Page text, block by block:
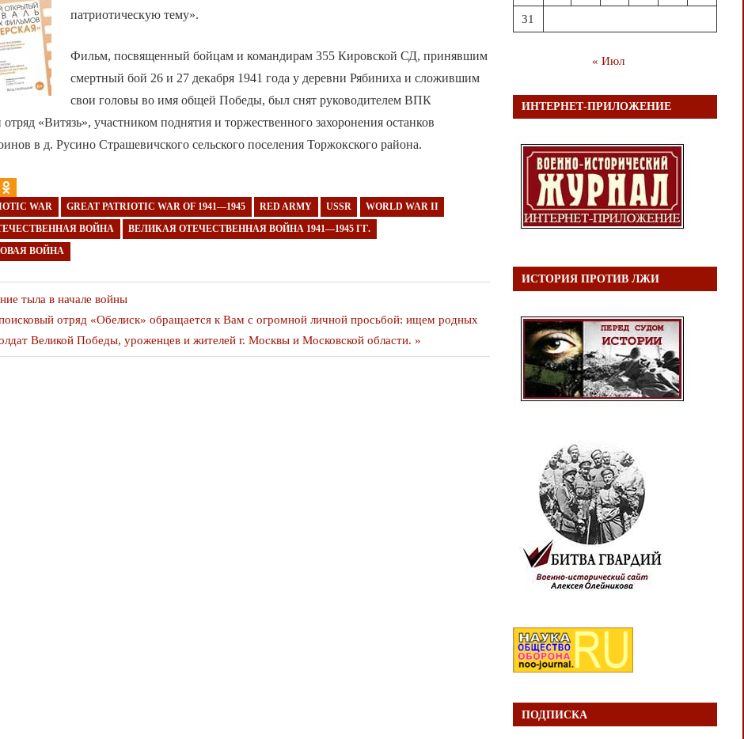
патриотическую тему».
Фильм, посвященный бойцам и командирам 355 Кировской СД, принявшим
смертный бой 26 и 27 декабря 1941 года у деревни Рябиниха и сложившим
свои головы во имя общей Победы, был снят руководителем ВПК
«Витязь», участником поднятия и торжественного захоронения останков
в д. Русино Страшевичского сельского поселения Торжокского района.
WAR GREAT PATRIOTIC WAR OF 1941—1945 RED ARMY USSR WORLD WAR II
ВОЙНА ВЕЛИКАЯ ОТЕЧЕСТВЕННАЯ ВОЙНА 1941—1945 ГГ.
ВОЙНА
тыла в начале войны
отряд «Обелиск» обращается к Вам с огромной личной просьбой: ищем родных
Великой Победы, уроженцев и жителей г. Москвы и Московской области.
31
« Июл
ИНТЕРНЕТ-ПРИЛОЖЕНИЕ
ИСТОРИЯ ПРОТИВ ЛЖИ
ПОДПИСКА